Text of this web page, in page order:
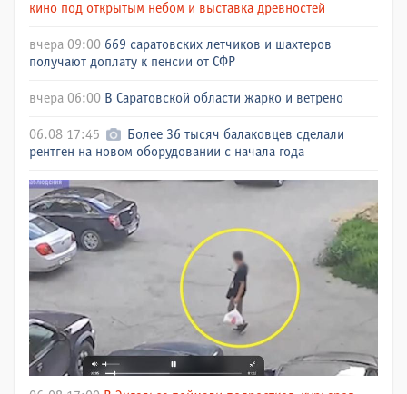
кино под открытым небом и выставка древностей
вчера 09:00 669 саратовских летчиков и шахтеров
получают доплату к пенсии от СФР
вчера 06:00 В Саратовской области жарко и ветрено
06.08 17:45
Более 36 тысяч балаковцев сделали
рентген на новом оборудовании с начала года